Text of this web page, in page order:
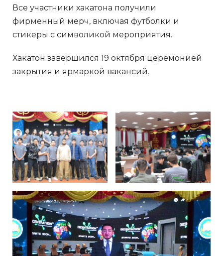
Все участники хакатона получили
фирменный мерч, включая футболки и
стикеры с символикой мероприятия.
Хакатон завершился 19 октября церемонией
закрытия и ярмаркой вакансий.